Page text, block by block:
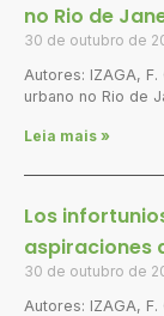
no Rio de
30 de outubro de
Autores: IZAGA, F.
urbano no Rio de
Leia mais »
Los
aspiraciones
30 de outubro de
Autores: IZAGA,